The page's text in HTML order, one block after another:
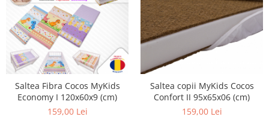
Interfoane, Sterilizatoare,
Electronice diverse
Incalzitoare si sterilizatoare
biberoane bebe
Umidificatoare electrice aer
Cantare bebelusi si adulti
Interfoane bebelusi
Aparate aerosoli
Saltea Fibra Cocos MyKids
Economy I 120x60x9 (cm)
159,00 Lei
Saltea copii MyKids Cocos
Confort II 95x65x06 (cm)
159,00 Lei